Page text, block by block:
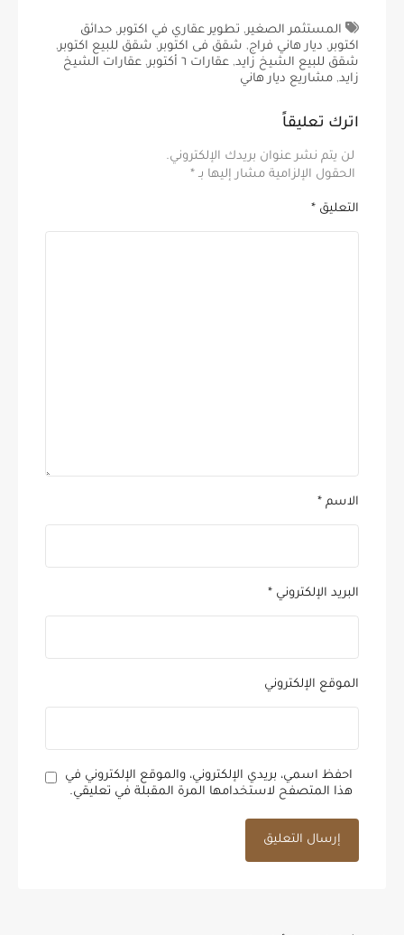
المستثمر الصغير, تطوير عقاري في اكتوبر, حدائق
اكتوبر, ديار هاني فراج, شقق فى اكتوبر, شقق للبيع اكتوبر,
شقق للبيع الشيخ زايد, عقارات ٦ أكتوبر , عقارات الشيخ
زايد, مشاريع ديار هاني
اترك تعليقاً
لن يتم نشر عنوان بريدك الإلكتروني.
الحقول الإلزامية مشار إليها بـ *
التعليق *
الاسم *
البريد الإلكتروني *
الموقع الإلكتروني
احفظ اسمي، بريدي الإلكتروني، والموقع الإلكتروني في
هذا المتصفح لاستخدامها المرة المقبلة في تعليقي.